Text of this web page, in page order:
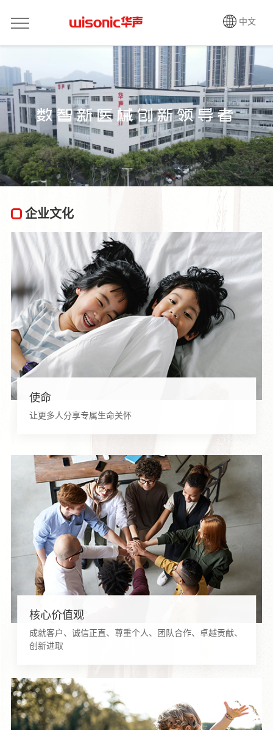
中文
数智新医械创新领导者
企业文化
使命
让更多人分享专属生命关怀
核心价值观
成就客户、诚信正直、尊重个人、团队合作、卓越贡献、
创新进取